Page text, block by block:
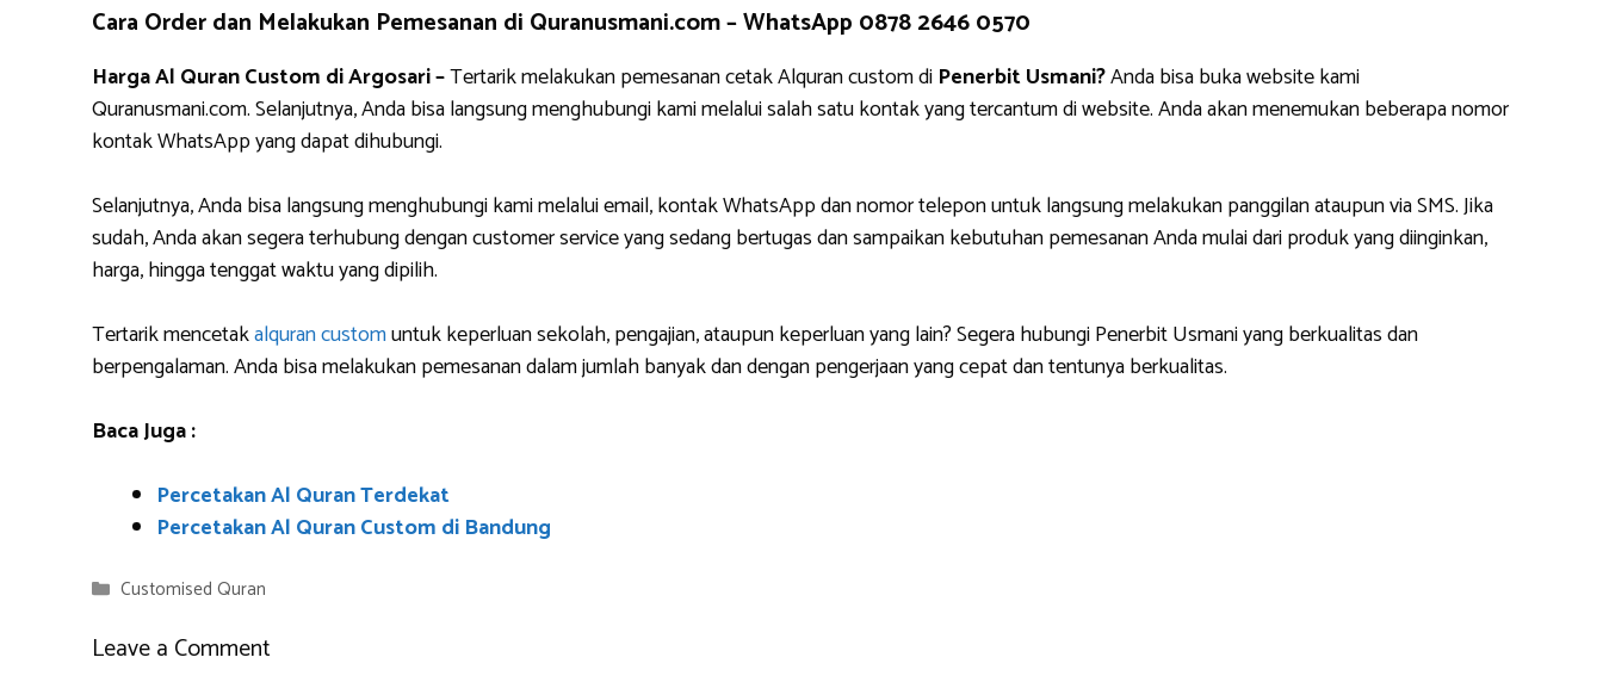
Cara Order dan Melakukan Pemesanan di Quranusmani.com –WhatsApp 0878 2646 0570
Harga Al Quran Custom di Argosari –Tertarik melakukan pemesanan cetak Alquran custom di Penerbit Usmani?Anda bisa buka website kami
Quranusmani.com. Selanjutnya, Anda bisa langsung menghubungi kami melalui salah satu kontak yang tercantum di website. Anda akan menemukan beberapa nomor
kontak WhatsApp yang dapat dihubungi.
Selanjutnya, Anda bisa langsung menghubungi kami melalui email, kontak WhatsApp dan nomor telepon untuk langsung melakukan panggilan ataupun via SMS. Jika
sudah, Anda akan segera terhubung dengan customer service yang sedang bertugas dan sampaikan kebutuhan pemesanan Anda mulai dari produk yang diinginkan,
harga, hingga tenggat waktu yang dipilih.
Tertarik mencetakalquran customuntuk keperluan sekolah, pengajian, ataupun keperluan yang lain? Segera hubungi Penerbit Usmani yang berkualitas dan
berpengalaman. Anda bisa melakukan pemesanan dalam jumlah banyak dan dengan pengerjaan yang cepat dan tentunya berkualitas.
Baca Juga :
Percetakan Al Quran Terdekat
Percetakan Al Quran Custom di Bandung
Categories
Customised Quran
Leave a Comment